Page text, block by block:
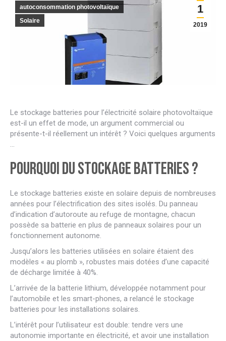
1
2019
autoconsommation photovoltaïque
Solaire
Le stockage batteries pour l’électricité solaire photovoltaïque
est-il un effet de mode, un argument commercial ou
présente-t-il réellement un intérêt ? Voici quelques arguments
…
Pourquoi du stockage batteries ?
Le stockage batteries existe en solaire depuis de nombreuses
années pour l’électrification des sites isolés. Du panneau
d’indication d’autoroute au refuge de montagne, chacun
possède sa batterie en plus de panneaux solaires pour un
fonctionnement autonome.
Jusqu’alors les batteries utilisées en solaire étaient des
modèles « au plomb », robustes mais dotées d’une capacité
de décharge limitée à 40%.
L’arrivée de la batterie lithium, développée notamment pour
l’automobile et les smart-phones, a relancé le stockage
batteries pour les installations solaires.
L’intérêt pour l’utilisateur est double: tendre vers une
autonomie importante en électricité, et avoir une installation